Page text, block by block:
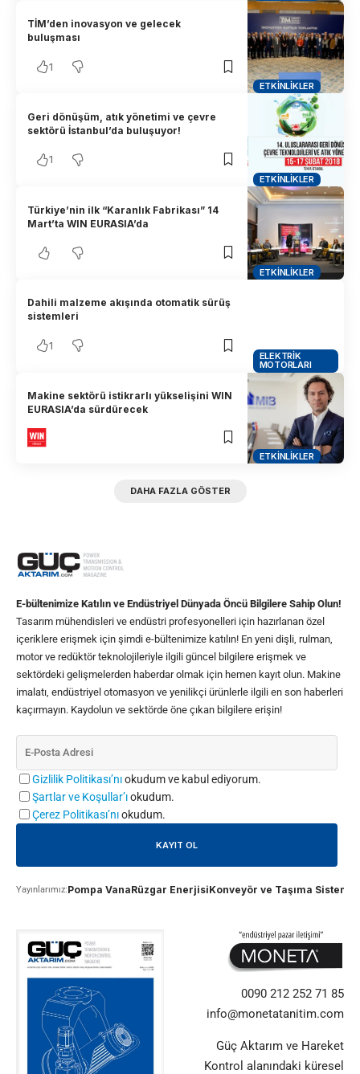
ETKINLIKLER
TİM’den inovasyon ve gelecek
buluşması
1
ETKINLIKLER
Geri dönüşüm, atık yönetimi ve çevre
sektörü İstanbul’da buluşuyor!
1
ETKINLIKLER
Türkiye’nin ilk “Karanlık Fabrikası” 14
Mart’ta WIN EURASIA’da
ELEKTRIK
MOTORLARI
Dahili malzeme akışında otomatik sürüş
sistemleri
1
ETKINLIKLER
Makine sektörü istikrarlı yükselişini WIN
EURASIA’da sürdürecek
DAHA FAZLA GÖSTER
E-bültenimize Katılın ve Endüstriyel Dünyada Öncü Bilgilere Sahip Olun!
Tasarım mühendisleri ve endüstri profesyonelleri için hazırlanan özel
içeriklere erişmek için şimdi e-bültenimize katılın! En yeni dişli, rulman,
motor ve redüktör teknolojileriyle ilgili güncel bilgilere erişmek ve
sektördeki gelişmelerden haberdar olmak için hemen kayıt olun. Makine
imalatı, endüstriyel otomasyon ve yenilikçi ürünlerle ilgili en son haberleri
kaçırmayın. Kaydolun ve sektörde öne çıkan bilgilere erişin!
Gizlilik Politikası’nıokudum ve kabul ediyorum.
Şartlar ve Koşullar’ıokudum.
Çerez Politikası’nıokudum.
Yayınlarımız:Pompa VanaRüzgar EnerjisiKonveyör ve Taşıma
0090 212 252 71 85
info@monetatanitim.com
Güç Aktarım ve Hareket
Kontrol alanındaki küresel